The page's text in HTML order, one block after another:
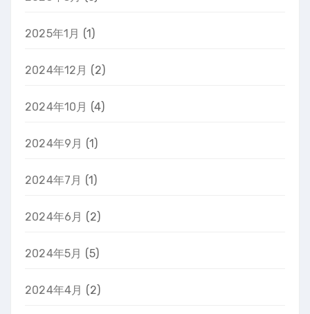
2025年1月 (1)
2024年12月 (2)
2024年10月 (4)
2024年9月 (1)
2024年7月 (1)
2024年6月 (2)
2024年5月 (5)
2024年4月 (2)